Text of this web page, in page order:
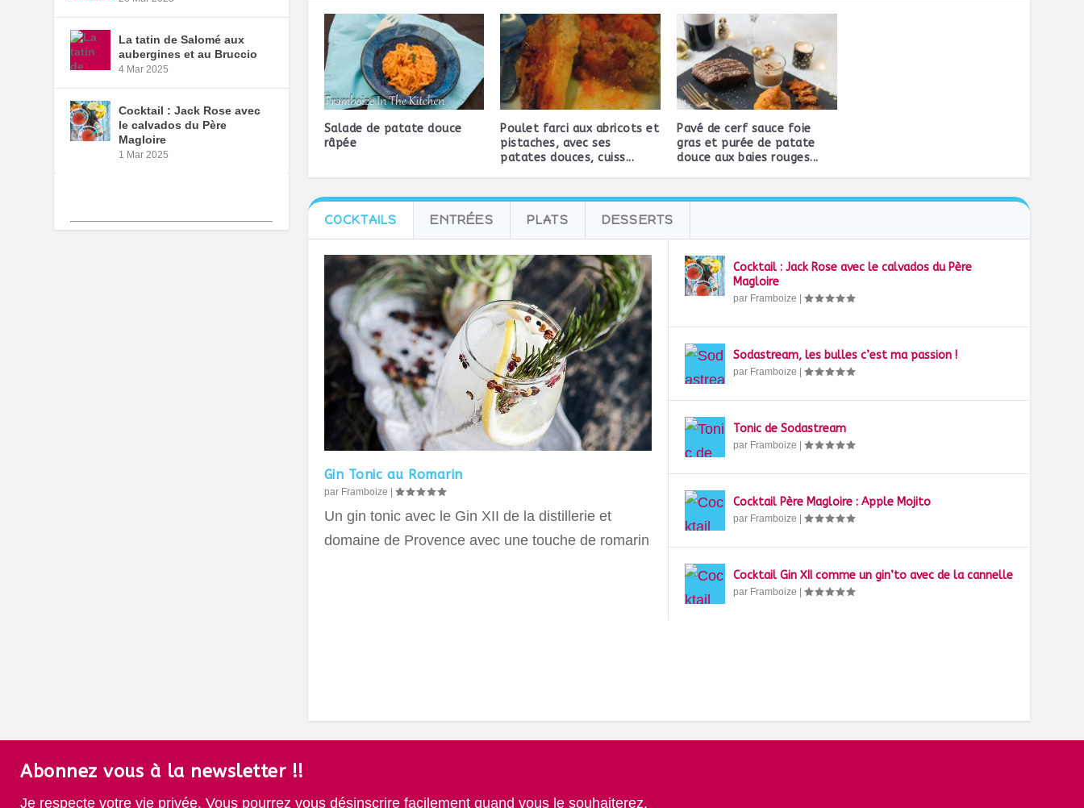
Salade de patate douce
râpée
Poulet farci aux abricots et
pistaches, avec ses
patates douces, cuiss...
Pavé de cerf sauce foie
gras et purée de patate
douce aux baies rouges...
COCKTAILS ENTRÉES PLATS DESSERTS
Gin Tonic au Romarin
par Framboize
Un gin tonic avec le Gin XII de la distillerie et
domaine de Provence avec une touche de romarin
Cocktail : Jack Rose avec le calvados du Père
Magloire
par Framboize |
Sodastream, les bulles c’est ma passion !
par Framboize |
Tonic de Sodastream
par Framboize |
Cocktail Père Magloire : Apple Mojito
par Framboize |
Cocktail Gin XII comme un gin’to avec de la cannelle
par Framboize |
La tatin de Salomé aux
aubergines et au Bruccio
4 Mar 2025
Cocktail : Jack Rose avec
le calvados du Père
Magloire
1 Mar 2025
Abonnez vous à la newsletter !!
Je respecte votre vie privée. Vous pourrez vous désinscrire facilement quand vous le souhaiterez.